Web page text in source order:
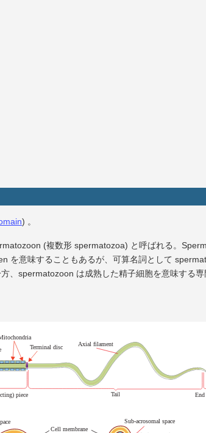
) 。
(複数形 spermatozoa) と呼ばれる。
を意味することもあるが、可算名詞として
、spermatozoon は成熟した精子細胞を意味する専